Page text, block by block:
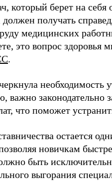
который берет на себя
должен получать
медицинских
это вопрос здоровья
.
необходимость
важно законодательно
что поможет
остается
новичкам
быть
выгорания